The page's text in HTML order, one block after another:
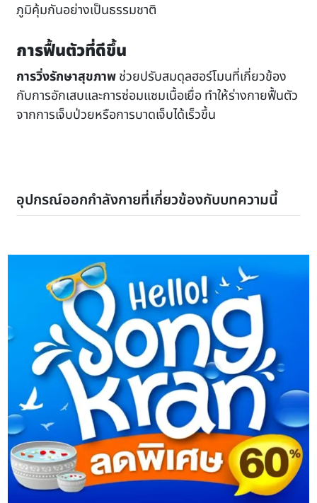
ภูมิคุ้มกันอย่างเป็นธรรมชาติ
การฟื้นตัวที่ดีขึ้น
การวิ่งรักษาสุขภาพ ช่วยปรับสมดุลฮอร์โมนที่เกี่ยวข้อง
กับการอักเสบและการซ่อมแซมเนื้อเยื่อ ทำให้ร่างกายฟื้นตัว
จากการเจ็บป่วยหรือการบาดเจ็บได้เร็วขึ้น
อุปกรณ์ออกกำลังกายที่เกี่ยวข้องกับบทความนี้